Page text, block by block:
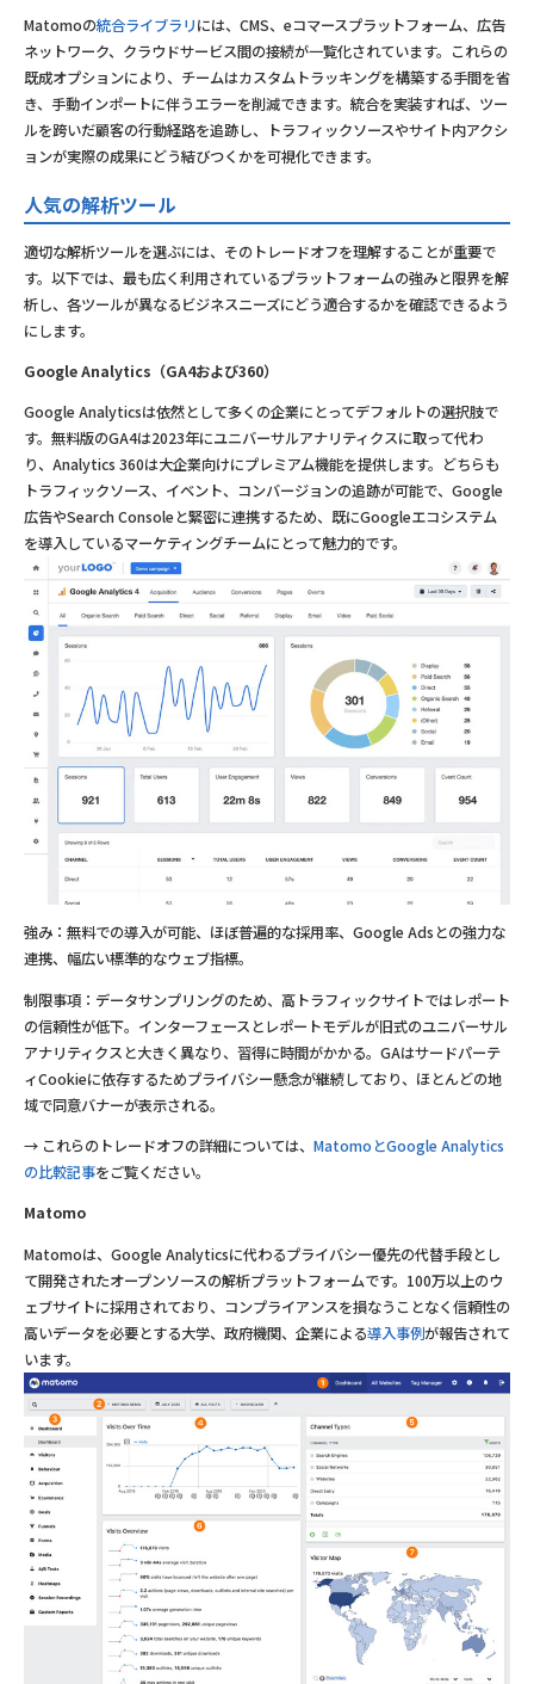
Matomoの統合ライブラリには、CMS、eコマースプラットフォーム、広告
ネットワーク、クラウドサービス間の接続が一覧化されています。これらの
既成オプションにより、チームはカスタムトラッキングを構築する手間を省
き、手動インポートに伴うエラーを削減できます。統合を実装すれば、ツー
ルを跨いだ顧客の行動経路を追跡し、トラフィックソースやサイト内アクシ
ョンが実際の成果にどう結びつくかを可視化できます。
人気の解析ツール
適切な解析ツールを選ぶには、そのトレードオフを理解することが重要で
す。以下では、最も広く利用されているプラットフォームの強みと限界を解
析し、各ツールが異なるビジネスニーズにどう適合するかを確認できるよう
にします。
Google Analytics（GA4および360）
Google Analyticsは依然として多くの企業にとってデフォルトの選択肢で
す。無料版のGA4は2023年にユニバーサルアナリティクスに取って代わ
り、Analytics 360は大企業向けにプレミアム機能を提供します。どちらも
トラフィックソース、イベント、コンバージョンの追跡が可能で、Google
広告やSearch Consoleと緊密に連携するため、既にGoogleエコシステム
を導入しているマーケティングチームにとって魅力的です。
強み：無料での導入が可能、ほぼ普遍的な採用率、Google Adsとの強力な
連携、幅広い標準的なウェブ指標。
制限事項：データサンプリングのため、高トラフィックサイトではレポート
の信頼性が低下。インターフェースとレポートモデルが旧式のユニバーサル
アナリティクスと大きく異なり、習得に時間がかかる。GAはサードパーテ
ィCookieに依存するためプライバシー懸念が継続しており、ほとんどの地
域で同意バナーが表示される。
→ これらのトレードオフの詳細については、 MatomoとGoogle Analytics
の比較記事をご覧ください。
Matomo
Matomoは、Google Analyticsに代わるプライバシー優先の代替手段とし
て開発されたオープンソースの解析プラットフォームです。100万以上のウ
ェブサイトに採用されており、コンプライアンスを損なうことなく信頼性の
高いデータを必要とする大学、政府機関、企業による導入事例が報告されて
います。